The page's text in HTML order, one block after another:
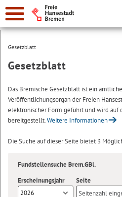
Suche:
Gesetzblatt
Gesetzblatt
Das Bremische Gesetzblatt ist ein
Veröffentlichungsorgan der Freien
elektronischer Form geführt und wird auf
bereitgestellt.Weitere Informationen
Die Suche auf dieser Seite bietet 3
Fundstellensuche Brem.GBl.
Erscheinungsjahr
2026
Seite